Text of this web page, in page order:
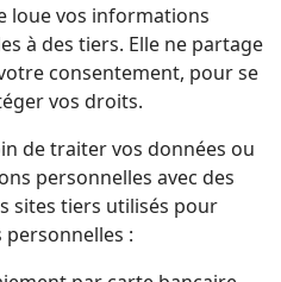
loue vos informations
à des tiers. Elle ne partage
consentement, pour se
vos droits.
de traiter vos données ou
personnelles avec des
sites tiers utilisés pour
: